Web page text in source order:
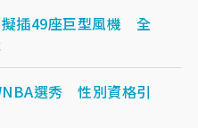
擬插49座巨型風機 全
選秀 性別資格引